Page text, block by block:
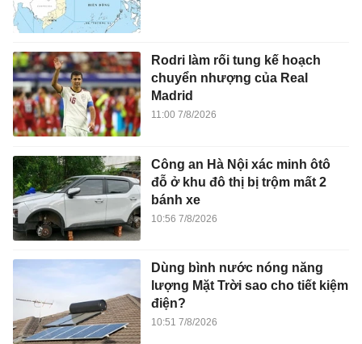
Rodri làm rối tung kế hoạch
chuyển nhượng của Real
Madrid
11:00 7/8/2026
Công an Hà Nội xác minh ôtô
đỗ ở khu đô thị bị trộm mất 2
bánh xe
10:56 7/8/2026
Dùng bình nước nóng năng
lượng Mặt Trời sao cho tiết kiệm
điện?
10:51 7/8/2026